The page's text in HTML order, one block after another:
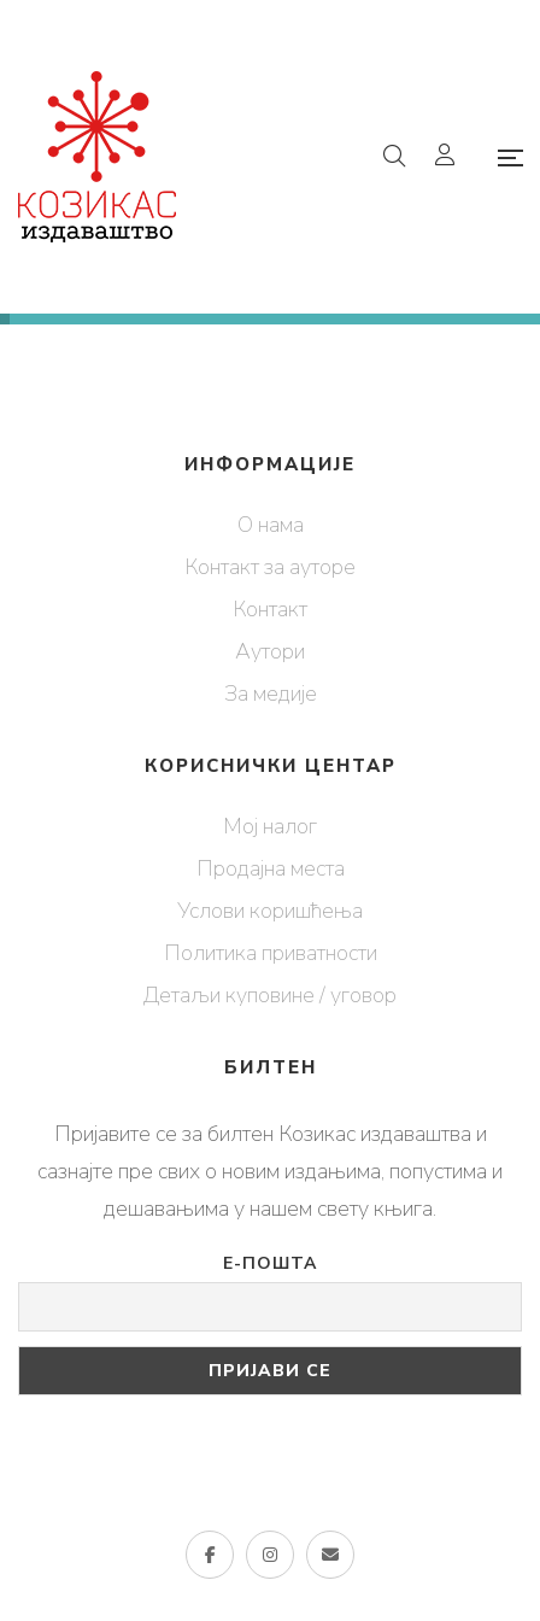
Почетна / е-Књижара
Ниједан производ не одговара изабраним
ИНФОРМАЦИЈЕ
О нама
Контакт за ауторе
Контакт
Аутори
За медије
КОРИСНИЧКИ ЦЕНТАР
Мој налог
Продајна места
Услови коришћења
Политика приватности
Детаљи куповине / уговор
БИЛТЕН
Пријавите се за билтен Козикас издаваштва и
сазнајте пре свих о новим издањима, попустима и
дешавањима у нашем свету књига.
Е-ПОШТА